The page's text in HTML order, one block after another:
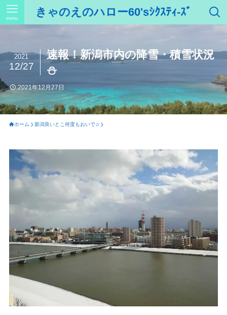
きゃのえのハロー60'sｼｸｽﾃｨ-ｽﾞ
menu
速報！新潟市内の降雪・積雪状況
⛄
2021
12/27
2021年12月27日
ホーム 新潟良いとこ何度もおいで♫